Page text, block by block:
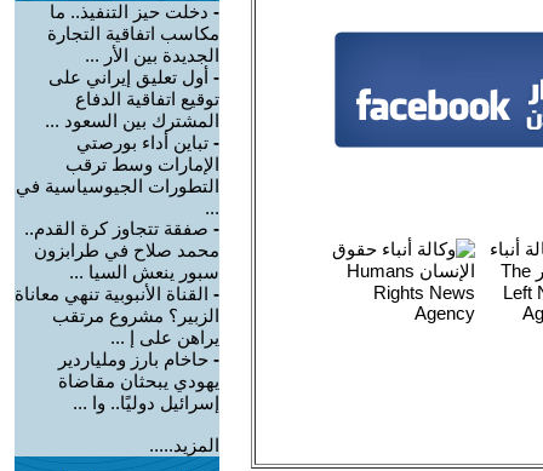
- دخلت حيز التنفيذ.. ما
مكاسب اتفاقية التجارة
الجديدة بين الأر ...
- أول تعليق إيراني على
توقيع اتفاقية الدفاع
المشترك بين السعود ...
- تباين أداء بورصتي
الإمارات وسط ترقب
التطورات الجيوسياسية في
...
- صفقة تتجاوز كرة القدم..
محمد صلاح في طرابزون
سبور ينعش السيا ...
- القناة الأنبوبية تنهي معاناة
الزبير؟ مشروع مرتقب
يراهن على إ ...
- حاخام بارز وملياردير
يهودي يبحثان مقاضاة
إسرائيل دوليًا.. وا ...
المزيد.....